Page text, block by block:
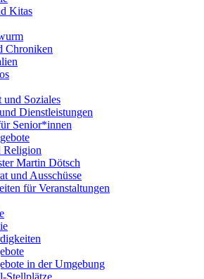
Kitas
Chroniken
und Soziales
Dienstleistungen
Senior*innen
Religion
Martin Dötsch
und Ausschüsse
für Veranstaltungen
in der Umgebung
Stellplätze